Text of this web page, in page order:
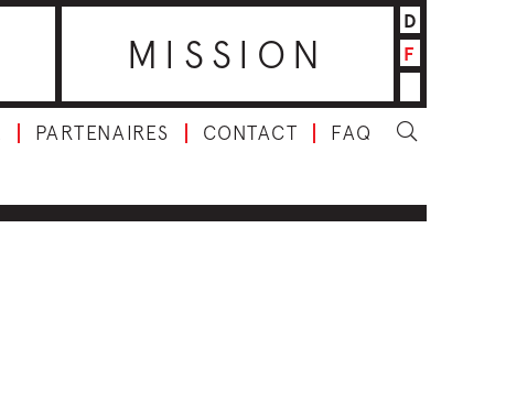
MISSION
D
F
PARTENAIRES CONTACT FAQ